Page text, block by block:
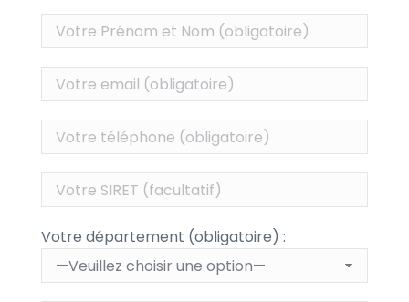
Votre département (obligatoire) :